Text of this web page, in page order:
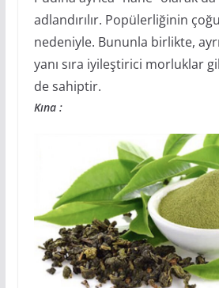
adlandırılır. Popülerliğinin
nedeniyle. Bununla birlikte,
yanı sıra iyileştirici morluklar
de sahiptir.
Kına :